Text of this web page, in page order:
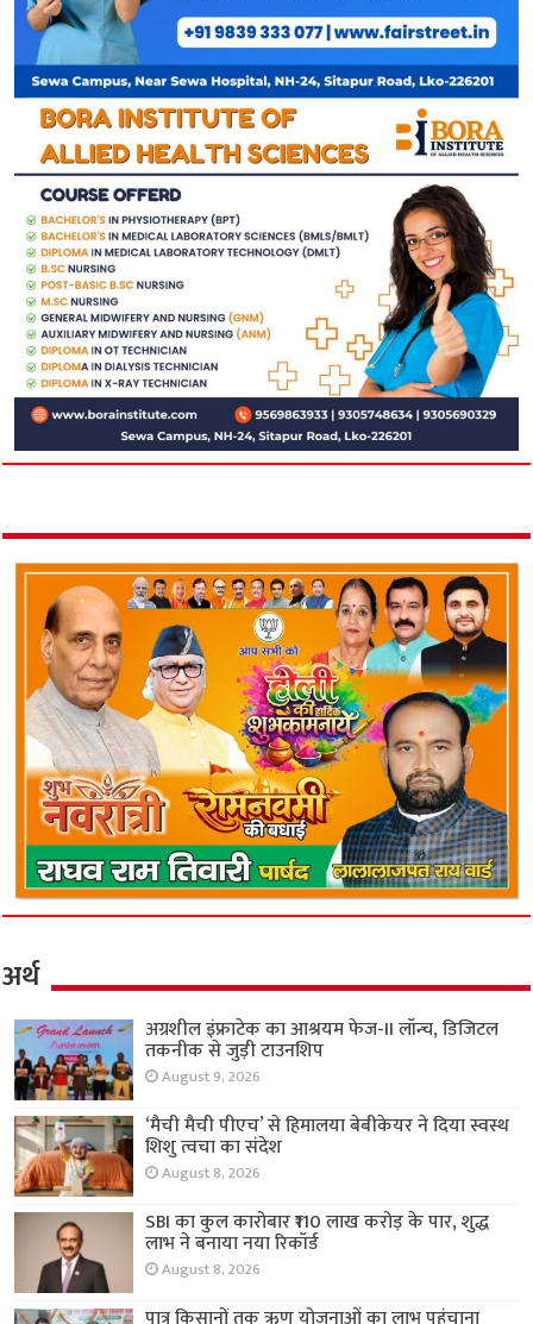
अर्थ
अग्रशील इंफ्राटेक का आश्रयम फेज-II लॉन्च, डिजिटल
तकनीक से जुड़ी टाउनशिप
August 9, 2026
‘मैची मैची पीएच’ से हिमालया बेबीकेयर ने दिया स्वस्थ
शिशु त्वचा का संदेश
August 8, 2026
SBI का कुल कारोबार ₹110 लाख करोड़ के पार, शुद्ध
लाभ ने बनाया नया रिकॉर्ड
August 8, 2026